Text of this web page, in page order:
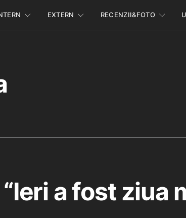
EXTERN RECENZII&FOTO
a fost ziua